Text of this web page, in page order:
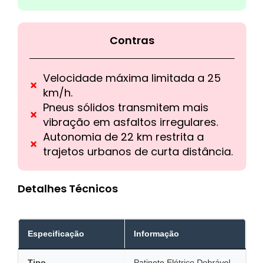
Contras
Velocidade máxima limitada a 25
km/h.
Pneus sólidos transmitem mais
vibração em asfaltos irregulares.
Autonomia de 22 km restrita a
trajetos urbanos de curta distância.
Detalhes Técnicos
Especificação Informação